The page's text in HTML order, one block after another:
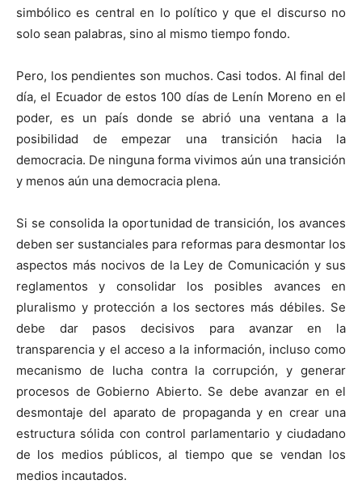
simbólico es central en lo político y que el discurso no
solo sean palabras, sino al mismo tiempo fondo.
Pero, los pendientes son muchos. Casi todos. Al final del
día, el Ecuador de estos 100 días de Lenín Moreno en el
poder, es un país donde se abrió una ventana a la
posibilidad de empezar una transición hacia la
democracia. De ninguna forma vivimos aún una transición
y menos aún una democracia plena.
Si se consolida la oportunidad de transición, los avances
deben ser sustanciales para reformas para desmontar los
aspectos más nocivos de la Ley de Comunicación y sus
reglamentos y consolidar los posibles avances en
pluralismo y protección a los sectores más débiles. Se
debe dar pasos decisivos para avanzar en la
transparencia y el acceso a la información, incluso como
mecanismo de lucha contra la corrupción, y generar
procesos de Gobierno Abierto. Se debe avanzar en el
desmontaje del aparato de propaganda y en crear una
estructura sólida con control parlamentario y ciudadano
de los medios públicos, al tiempo que se vendan los
medios incautados.